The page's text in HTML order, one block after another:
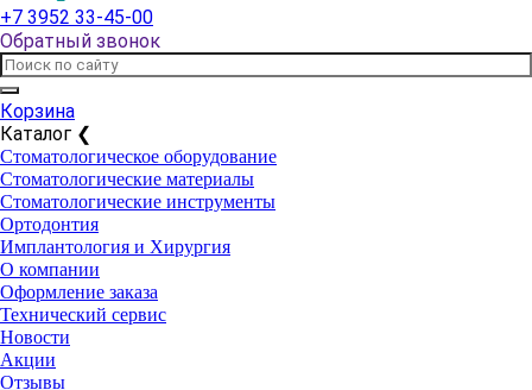
+7 3952 33-45-00
Обратный звонок
Корзина
Каталог ❮
Стоматологическое оборудование
Стоматологические материалы
Стоматологические инструменты
Ортодонтия
Имплантология и Хирургия
О компании
Оформление заказа
Технический сервис
Новости
Акции
Отзывы